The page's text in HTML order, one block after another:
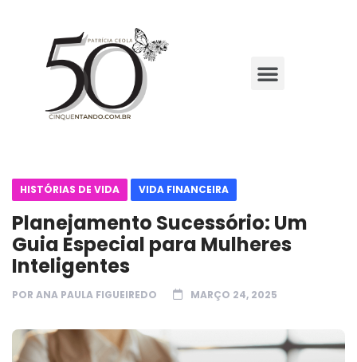
HISTÓRIAS DE VIDA VIDA FINANCEIRA
Planejamento Sucessório: Um
Guia Especial para Mulheres
Inteligentes
POR ANA PAULA FIGUEIREDO MARÇO 24, 2025